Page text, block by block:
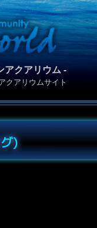
アクアリウム -
クアリウムサイト
)